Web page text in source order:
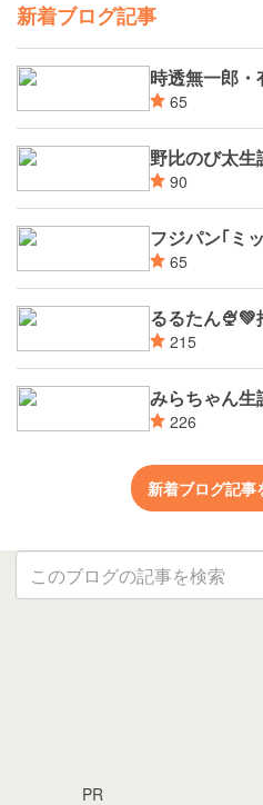
新着ブログ記事
時透無一郎
65
野比のび太生
90
フジパン｢ミ
65
るる
215
みらちゃん生
226
新着ブログ記事
PR